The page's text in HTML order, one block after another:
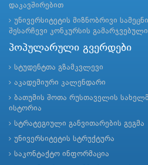
დაკავშირებით
უნივერსიტეტის მიზნობრივი
შესარჩევი კონკურსის
პოპულარული გვერდები
სტუდენტთა გზამკვლევი
აკადემიური კალენდარი
ბათუმის შოთა რუსთაველის
ისტორია
სტრატეგიული განვითარების გეგმა
უნივერსიტეტის სტრუქტურა
საკონტაქტო ინფორმაცია